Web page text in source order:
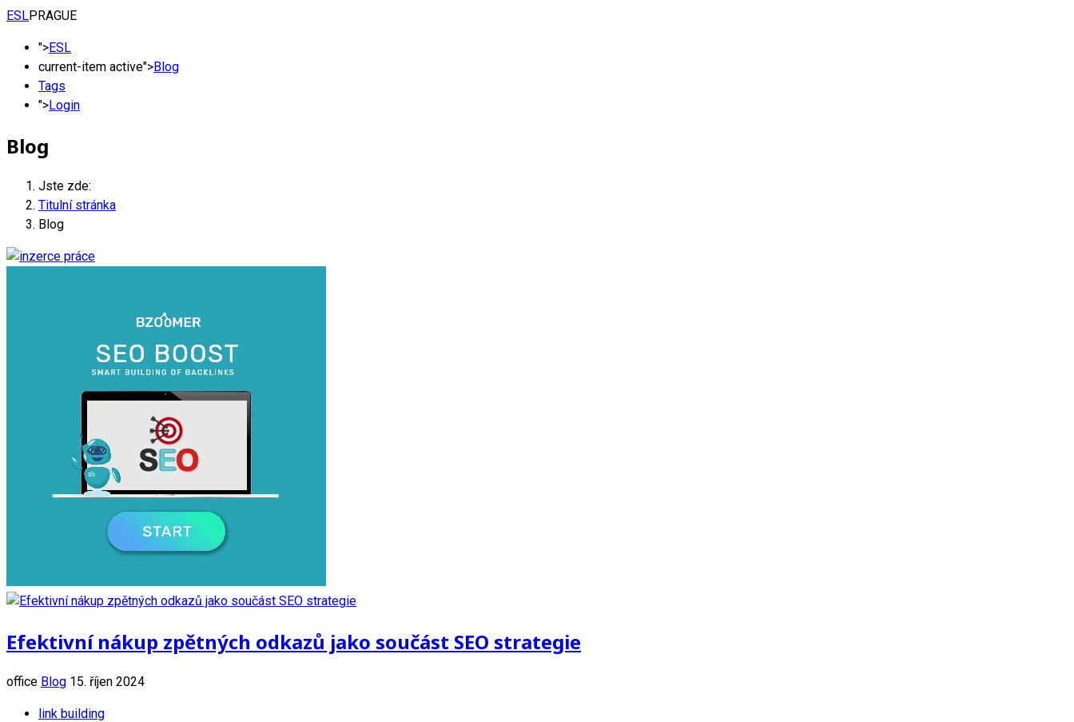
ESLPRAGUE
">ESL
current-item active">Blog
Tags
">Login
Blog
Jste zde:
Titulní stránka
Blog
Efektivní nákup zpětných odkazů jako součást SEO strategie
office Blog 15. říjen 2024
link building